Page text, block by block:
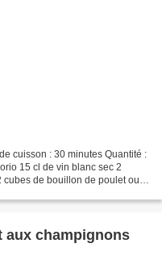
cuisson : 30 minutes Quantité :
15 cl de vin blanc sec 2
cubes de bouillon de poulet ou
aux champignons